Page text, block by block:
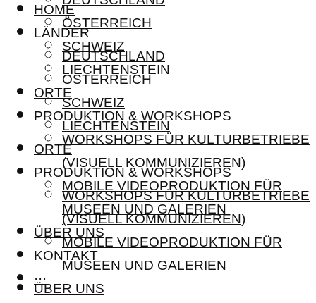
ÖSTERREICH
SCHWEIZ
LIECHTENSTEIN
ORTE
PRODUKTION & WORKSHOPS
WORKSHOPS FÜR KULTURBETRIEBE
(VISUELL KOMMUNIZIEREN)
MOBILE VIDEOPRODUKTION FÜR
MUSEEN UND GALERIEN
ÜBER UNS
KONTAKT
···
HOME
LÄNDER
DEUTSCHLAND
ÖSTERREICH
SCHWEIZ
LIECHTENSTEIN
ORTE
PRODUKTION & WORKSHOPS
WORKSHOPS FÜR KULTURBETRIEBE
(VISUELL KOMMUNIZIEREN)
MOBILE VIDEOPRODUKTION FÜR
MUSEEN UND GALERIEN
ÜBER UNS